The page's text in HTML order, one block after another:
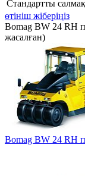
Стандартты салмақ
өтініш жіберіңіз
Bomag BW 24 RH
жасалған)
Bomag BW 24 RH